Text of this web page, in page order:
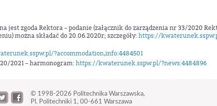
jest zgoda Rektora – podanie (załącznik do zarządzenia nr 33/2020
można składać do 20.06.2020r; szczegóły:https://
?accommodation,info:4484501
2021 – harmonogram:https://kwaterunek.sspw.pl/?news:4484896
© 1998-2026 Politechnika Warszawska,
Pl. Politechniki 1, 00-661 Warszawa